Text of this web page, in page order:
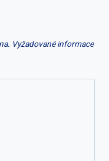
Vyžadované informace